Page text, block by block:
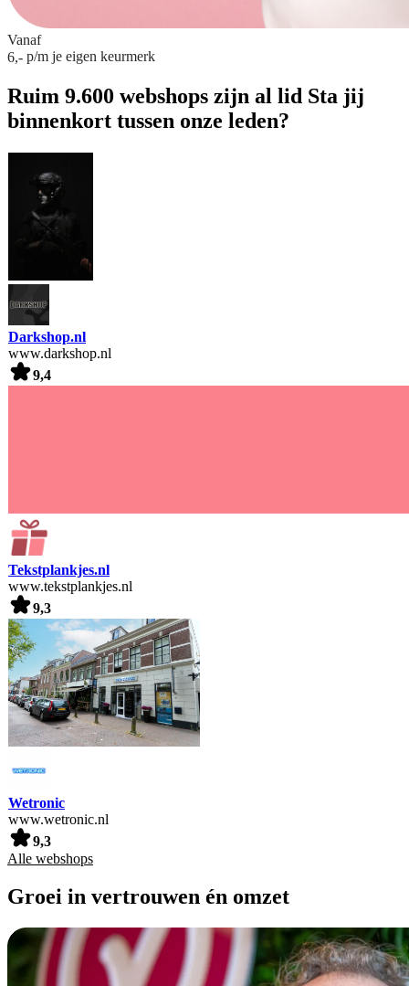
Vanaf
6,- p/m je eigen keurmerk
Ruim 9.600 webshops zijn al lid Sta jij
binnenkort tussen onze leden?
Darkshop.nl
www.darkshop.nl
9,4
Tekstplankjes.nl
www.tekstplankjes.nl
9,3
Wetronic
www.wetronic.nl
9,3
Alle webshops
Groei in vertrouwen én omzet